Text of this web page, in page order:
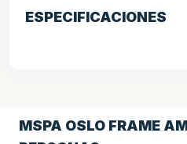
ESPECIFICACIONES
MSPA OSLO FRAME